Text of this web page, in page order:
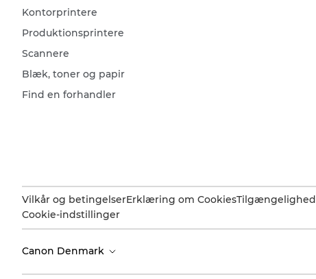
Kontorprintere
Produktionsprintere
Scannere
Blæk, toner og papir
Find en forhandler
Vilkår og betingelserErklæring om CookiesTilgængelighed
Cookie-indstillinger
Canon Denmark